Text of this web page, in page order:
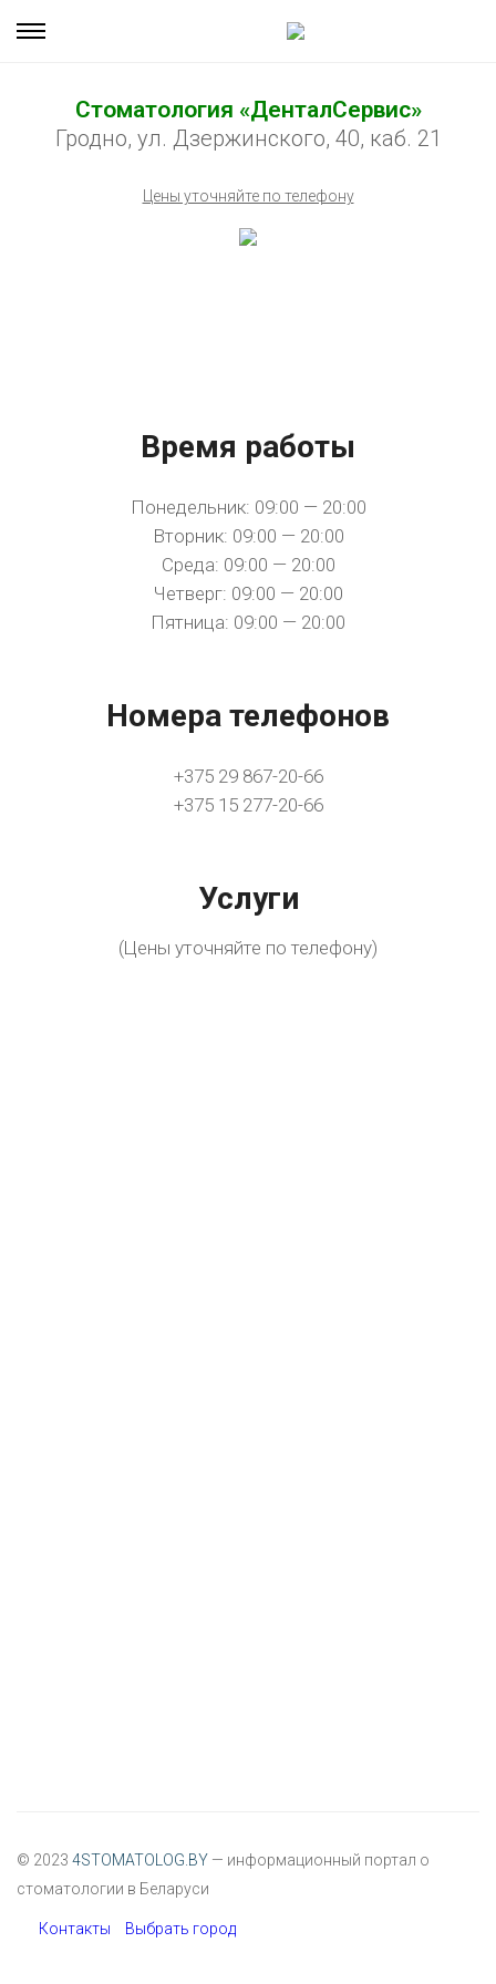
Стоматология «ДенталСервис»
Гродно, ул. Дзержинского, 40, каб. 21
Цены уточняйте по телефону
Время работы
Понедельник: 09:00 — 20:00
Вторник: 09:00 — 20:00
Среда: 09:00 — 20:00
Четверг: 09:00 — 20:00
Пятница: 09:00 — 20:00
Номера телефонов
+375 29 867-20-66
+375 15 277-20-66
Услуги
(Цены уточняйте по телефону)
© 2023 4STOMATOLOG.BY — информационный портал о
стоматологии в Беларуси
Контакты Выбрать город